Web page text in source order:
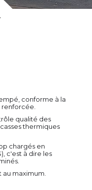
conforme à la
renforcée.
qualité des
thermiques
chargés en
c'est à dire les
au maximum.